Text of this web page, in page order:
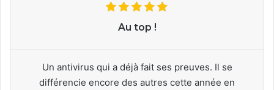
Au top !
Un antivirus qui a déjà fait ses preuves. Il se
différencie encore des autres cette année en